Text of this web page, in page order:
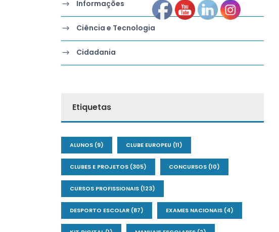
Informações
Ciência e Tecnologia
Cidadania
Etiquetas
ALUNOS(9) CLUBE EUROPEU (11)
CLUBES E PROJETOS(305) CONCURSOS(10)
CURSOS PROFISSIONAIS(123)
DESPORTO ESCOLAR(87) EXAMES NACIONAIS(4)